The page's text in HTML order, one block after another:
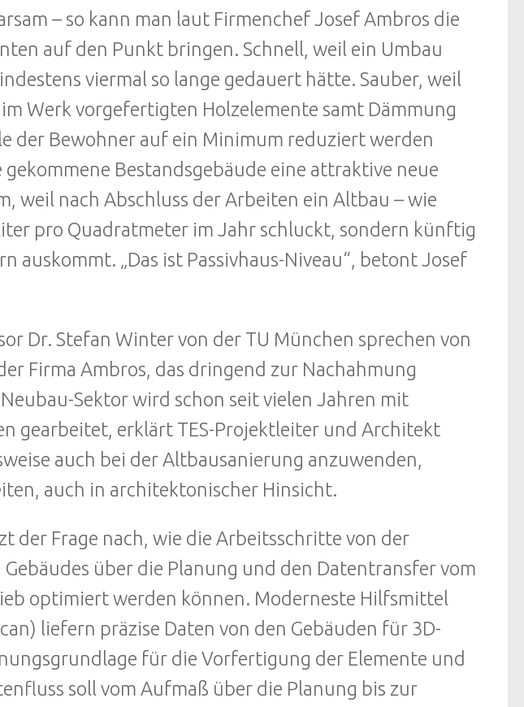
– so kann man laut Firmenchef Josef Ambros die
auf den Punkt bringen. Schnell, weil ein Umbau
viermal so lange gedauert hätte. Sauber, weil
Werk vorgefertigten Holzelemente samt Dämmung
der Bewohner auf ein Minimum reduziert werden
Bestandsgebäude eine attraktive neue
weil nach Abschluss der Arbeiten ein Altbau – wie
pro Quadratmeter im Jahr schluckt, sondern künftig
auskommt. „Das ist Passivhaus-Niveau“, betont Josef
Dr. Stefan Winter von der TU München sprechen von
Firma Ambros, das dringend zur Nachahmung
Sektor wird schon seit vielen Jahren mit
gearbeitet, erklärt TES-Projektleiter und Architekt
auch bei der Altbausanierung anzuwenden,
auch in architektonischer Hinsicht.
der Frage nach, wie die Arbeitsschritte von der
über die Planung und den Datentransfer vom
optimiert werden können. Moderneste Hilfsmittel
liefern präzise Daten von den Gebäuden für 3D-
für die Vorfertigung der Elemente und
soll vom Aufmaß über die Planung bis zur